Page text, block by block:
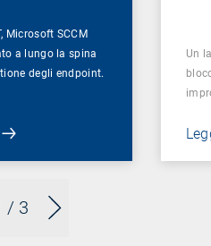
/ 3
Microsoft SCCM
a lungo la spina
degli endpoint.
Un